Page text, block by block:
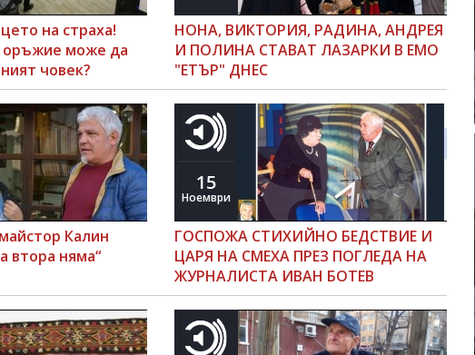
на страха!
оръжие може да
човек?
НОНА, ВИКТОРИЯ, РАДИНА, АНДРЕЯ
И ПОЛИНА СТАВАТ ЛАЗАРКИ В ЕМО
"ЕТЪР" ДНЕС
Калин
втора няма“
15
Ноември
ГОСПОЖА СТИХИЙНО БЕДСТВИЕ И
ЦАРЯ НА СМЕХА ПРЕЗ ПОГЛЕДА НА
ЖУРНАЛИСТА ИВАН БОТЕВ